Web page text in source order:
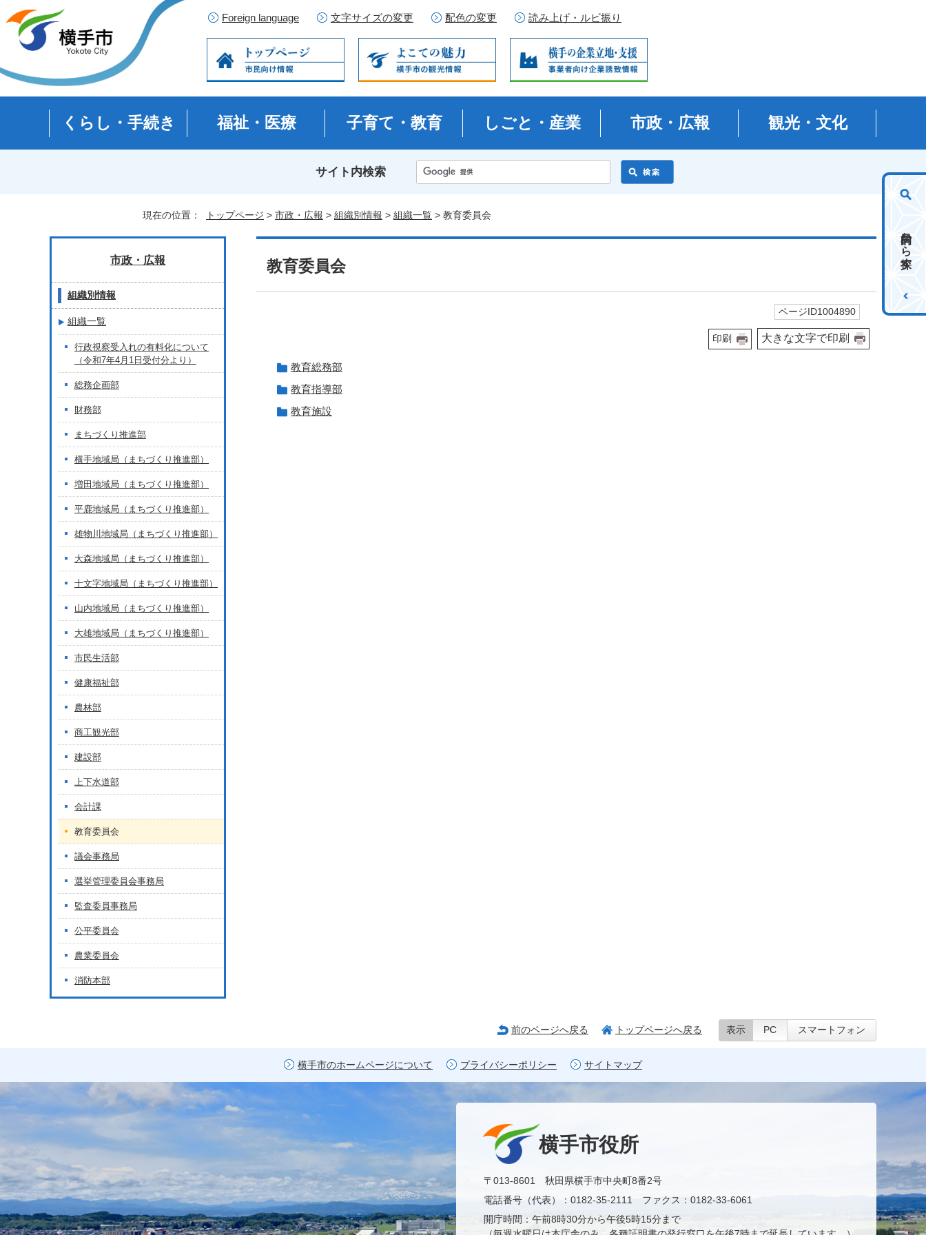
Foreign language 文字サイズの変更 配色の変更 読み上げ・ルビ振り
くらし・手続き 福祉・医療 子育て・教育 しごと・産業 市政・広報 観光・文化
サイト内検索
目的から探す
現在の位置： トップページ > 市政・広報 > 組織別情報 > 組織一覧 > 教育委員会
教育委員会
ページID1004890
印刷 大きな文字で印刷
教育総務部
教育指導部
教育施設
市政・広報
組織別情報
組織一覧
行政視察受入れの有料化について
（令和7年4月1日受付分より）
総務企画部
財務部
まちづくり推進部
横手地域局（まちづくり推進部）
増田地域局（まちづくり推進部）
平鹿地域局（まちづくり推進部）
雄物川地域局（まちづくり推進部）
大森地域局（まちづくり推進部）
十文字地域局（まちづくり推進部）
山内地域局（まちづくり推進部）
大雄地域局（まちづくり推進部）
市民生活部
健康福祉部
農林部
商工観光部
建設部
上下水道部
会計課
教育委員会
議会事務局
選挙管理委員会事務局
監査委員事務局
公平委員会
農業委員会
消防本部
前のページへ戻る トップページへ戻る 表示 PC スマートフォン
横手市のホームページについて プライバシーポリシー サイトマップ
横手市役所
〒013-8601 秋田県横手市中央町8番2号
電話番号（代表）：0182-35-2111 ファクス：0182-33-6061
開庁時間：午前8時30分から午後5時15分まで